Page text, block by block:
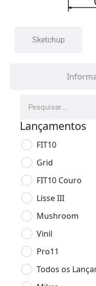
Sketchup
Lançamentos
FIT10
Grid
FIT10 Couro
Lisse III
Mushroom
Vinil
Pro11
Todos os